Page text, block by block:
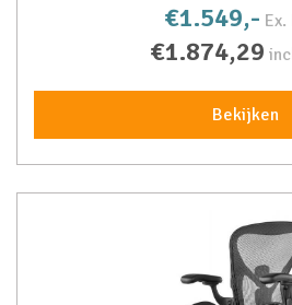
€1.549,- Ex.
€1.874,29
Bekijken